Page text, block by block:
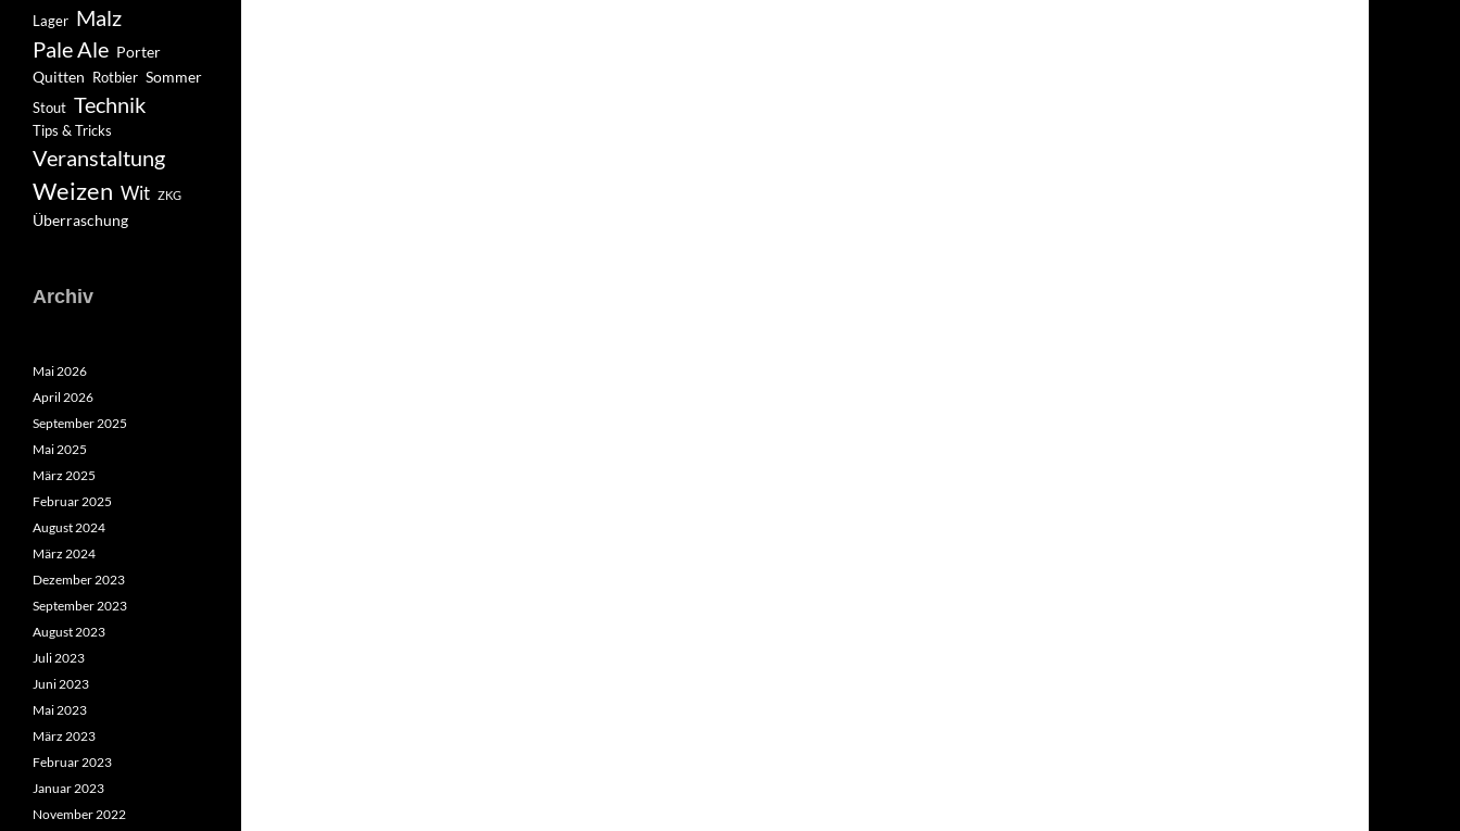
Lager Malz
Pale Ale Porter
Quitten Rotbier Sommer
Stout Technik
Tips & Tricks
Veranstaltung
Weizen Wit ZKG
Überraschung
Archiv
Mai 2026
April 2026
September 2025
Mai 2025
März 2025
Februar 2025
August 2024
März 2024
Dezember 2023
September 2023
August 2023
Juli 2023
Juni 2023
Mai 2023
März 2023
Februar 2023
Januar 2023
November 2022